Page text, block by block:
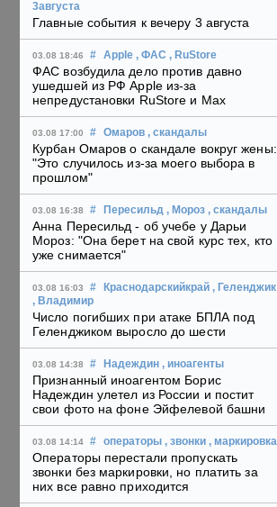
3августа
Главные события к вечеру 3 августа
03.08 18:46 # Apple , ФАС , RuStore
ФАС возбудила дело против давно
ушедшей из РФ Apple из-за
непредустановки RuStore и Max
03.08 17:00 # Омаров , скандалы
Курбан Омаров о скандале вокруг жены:
"Это случилось из-за моего выбора в
прошлом"
03.08 16:38 # Пересильд , Мороз , скандалы
Анна Пересильд - об учебе у Дарьи
Мороз: "Она берет на свой курс тех, кто
уже снимается"
03.08 16:03 # Краснодарскийкрай , Геленджик
, Владимир
Число погибших при атаке БПЛА под
Геленджиком выросло до шести
03.08 14:38 # Надеждин , иноагенты
Признанный иноагентом Борис
Надеждин улетел из России и постит
свои фото на фоне Эйфелевой башни
03.08 14:14 # операторы , звонки , маркировка
Операторы перестали пропускать
звонки без маркировки, но платить за
них все равно приходится